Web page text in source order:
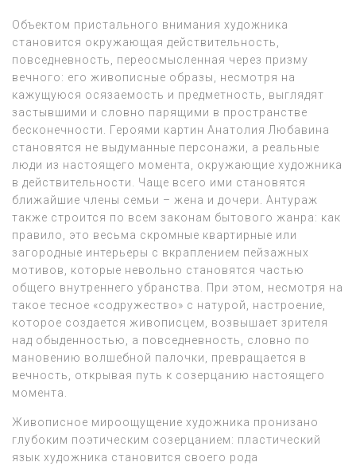
Объектом пристального внимания художника
становится окружающая действительность,
повседневность, переосмысленная через призму
вечного: его живописные образы, несмотря на
кажущуюся осязаемость и предметность, выглядят
застывшими и словно парящими в пространстве
бесконечности. Героями картин Анатолия Любавина
становятся не выдуманные персонажи, а реальные
люди из настоящего момента, окружающие художника
в действительности. Чаще всего ими становятся
ближайшие члены семьи – жена и дочери. Антураж
также строится по всем законам бытового жанра: как
правило, это весьма скромные квартирные или
загородные интерьеры с вкраплением пейзажных
мотивов, которые невольно становятся частью
общего внутреннего убранства. При этом, несмотря на
такое тесное «содружество» с натурой, настроение,
которое создается живописцем, возвышает зрителя
над обыденностью, а повседневность, словно по
мановению волшебной палочки, превращается в
вечность, открывая путь к созерцанию настоящего
момента.
Живописное мироощущение художника пронизано
глубоким поэтическим созерцанием: пластический
язык художника становится своего рода